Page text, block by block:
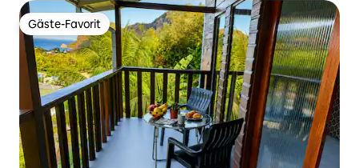
Gäste-Favorit
Gäste-Favorit